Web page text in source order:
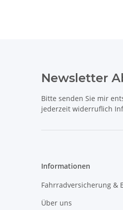
Newsletter
Bitte senden Sie mir
jederzeit widerruflich
Informationen
Fahrradversicherung &
Über uns